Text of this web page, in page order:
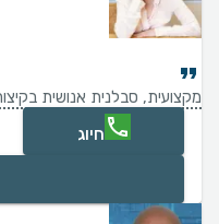
מקצועית, סבלנית אנושית
חיוג